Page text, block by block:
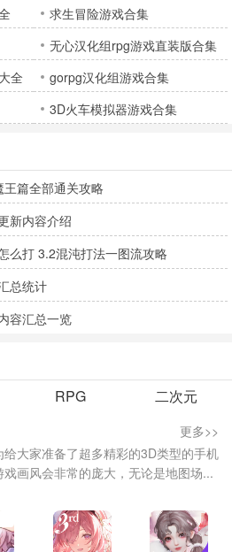
求生冒险游戏合集
无心汉化组rpg游戏直装版合集
全
gorpg汉化组游戏合集
3D火车模拟器游戏合集
篇全部通关攻略
新内容介绍
么打 3.2混沌打法一图流攻略
总统计
容汇总一览
RPG
二次元
更多>>
大家准备了超多精彩的3D类型的手机
画风会非常的庞大，无论是地图场...